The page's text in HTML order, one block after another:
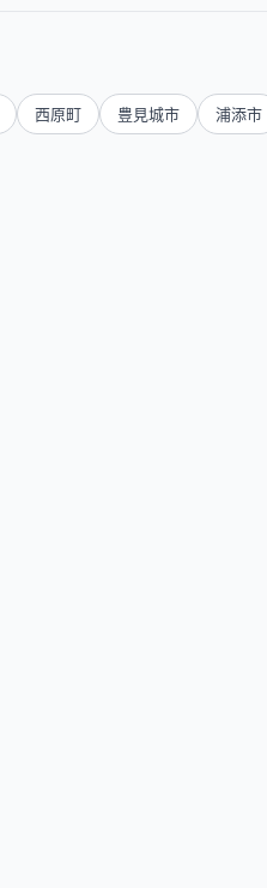
西原町 豊見城市 浦添市